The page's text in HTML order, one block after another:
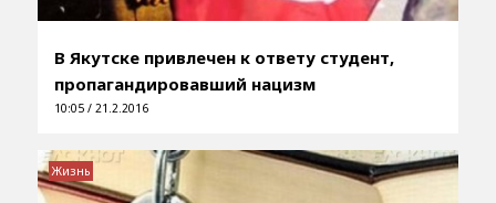
В Якутске привлечен к ответу студент,
пропагандировавший нацизм
10:05 / 21.2.2016
Жизнь